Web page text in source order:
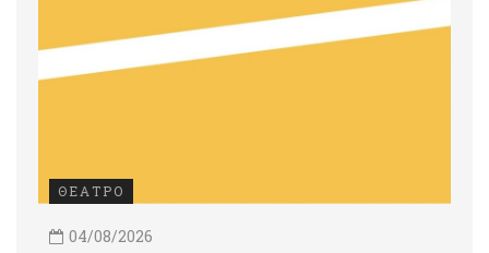
ΘΕΑΤΡΟ
04/08/2026